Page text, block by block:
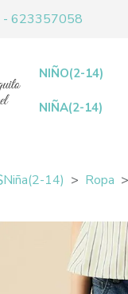
623357058
NIÑO(2-14)
NIÑA(2-14)
Niña(2-14) Ropa